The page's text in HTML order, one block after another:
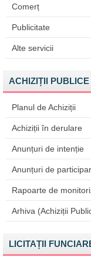
Comerț
Publicitate
Alte servicii
ACHIZIȚII PUBLICE
Planul de Achiziții
Achiziții în derulare
Anunțuri de intenție
Anunțuri de
Rapoarte de
Arhiva (Achiziții
LICITAȚII